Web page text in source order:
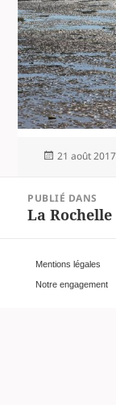
Publié
21 août 2017
PUBLIÉ DANS
La Rochelle
Mentions légales
Notre engagement